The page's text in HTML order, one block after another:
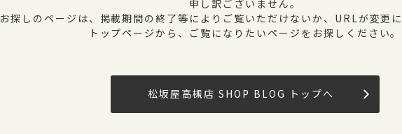
申し訳ございません。
お探しのページは、掲載期間の終了等によりご覧いただけないか、URLが変更に
トップページから、ご覧になりたいページをお探しください。
松坂屋高槻店 SHOP BLOG トップへ